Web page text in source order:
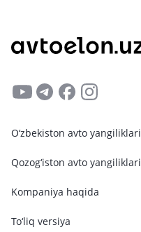
O‘zbekiston avto yangiliklari
Qozog‘iston avto yangiliklari
Kompaniya haqida
To‘liq versiya